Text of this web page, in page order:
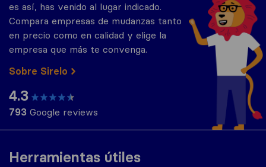
Herramientas útiles
es así, has venido al lugar indicado.
Compara empresas de mudanzas tanto
en precio como en calidad y elige la
empresa que más te convenga.
Sobre Sirelo
4.3
793 Google reviews